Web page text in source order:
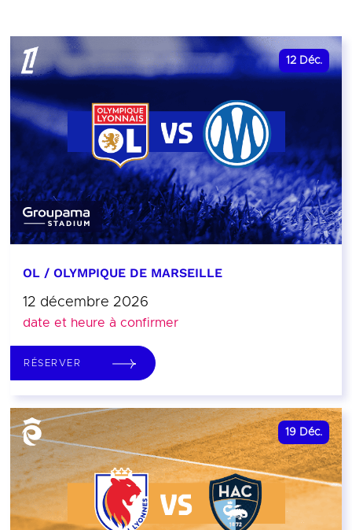
12 Déc.
OL / OLYMPIQUE DE MARSEILLE
12 décembre 2026
date et heure à confirmer
RÉSERVER
19 Déc.